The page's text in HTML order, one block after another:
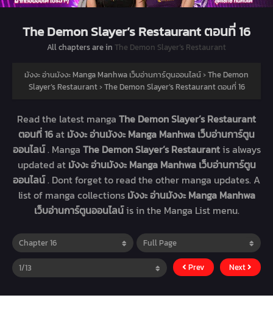
The Demon Slayer’s Restaurant ตอนที่ 16
All chapters are in The Demon Slayer’s Restaurant
มังงะ อ่านมังงะ Manga Manhwa เว็บอ่านการ์ตูนออนไลน์›The Demon
Slayer’s Restaurant›The Demon Slayer’s Restaurant ตอนที่ 16
Read the latest manga The Demon Slayer’s Restaurant
ตอนที่ 16at มังงะ อ่านมังงะ Manga Manhwa เว็บอ่านการ์ตูน
ออนไลน์. Manga The Demon Slayer’s Restaurantis always
updated at มังงะ อ่านมังงะ Manga Manhwa เว็บอ่านการ์ตูน
ออนไลน์. Dont forget to read the other manga updates. A
list of manga collections มังงะ อ่านมังงะ Manga Manhwa
เว็บอ่านการ์ตูนออนไลน์is in the Manga List menu.
Prev Next